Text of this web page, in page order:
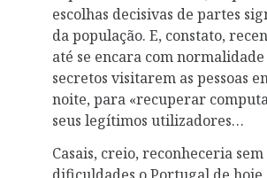
escolhas decisivas de partes
da população. E, constato,
até se encara com normalidade
secretos visitarem as pessoas
noite, para «recuperar
seus legítimos utilizadores…
Casais, creio, reconheceria sem